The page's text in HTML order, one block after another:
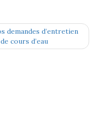
d’entretien
cours d’eau